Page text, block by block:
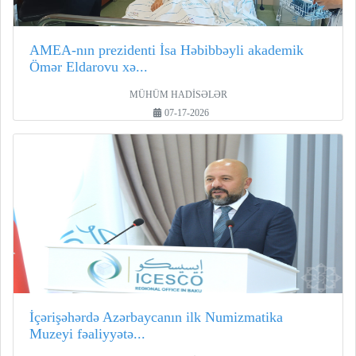
AMEA-nın prezidenti İsa Həbibbəyli akademik
Ömər Eldarovu xə...
MÜHÜM HADİSƏLƏR
07-17-2026
İçərişəhərdə Azərbaycanın ilk Numizmatika
Muzeyi fəaliyyətə...